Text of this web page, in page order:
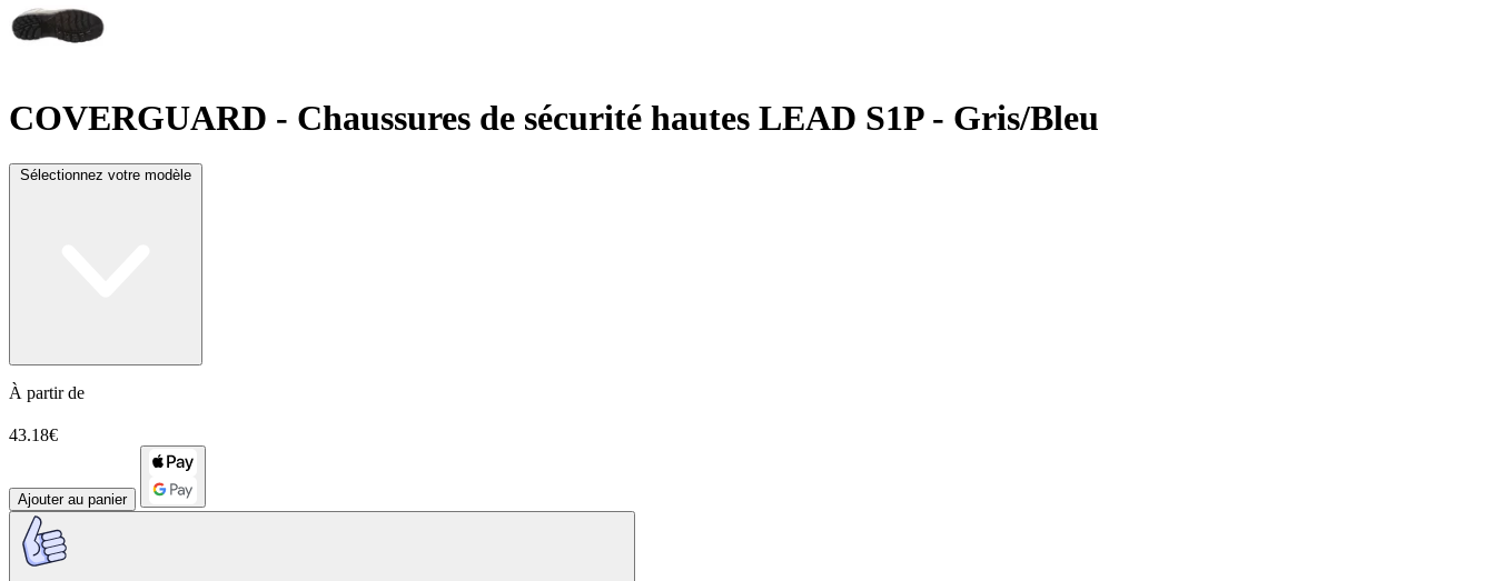
COVERGUARD - Chaussures de sécurité hautes LEAD S1P - Gris/Bleu
Sélectionnez votre modèle
À partir de
43.18€
Ajouter au panier